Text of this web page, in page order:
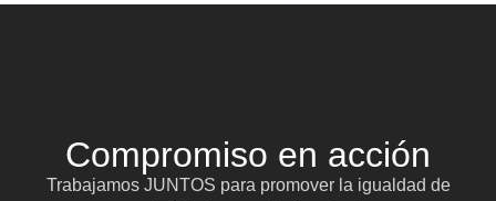
Compromiso en acción
Trabajamos JUNTOS para promover la igualdad de